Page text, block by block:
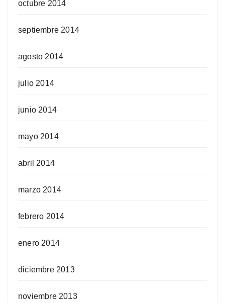
octubre 2014
septiembre 2014
agosto 2014
julio 2014
junio 2014
mayo 2014
abril 2014
marzo 2014
febrero 2014
enero 2014
diciembre 2013
noviembre 2013